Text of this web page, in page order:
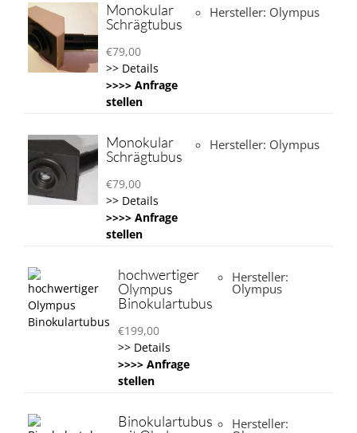
Monokular
Schrägtubus
€79,00
>> Details
>>>> Anfrage
stellen
Hersteller: Olympus
Monokular
Schrägtubus
€79,00
>> Details
>>>> Anfrage
stellen
Hersteller: Olympus
hochwertiger
Olympus
Binokulartubus
€199,00
>> Details
>>>> Anfrage
stellen
Hersteller:
Olympus
Binokulartubus
Hersteller: